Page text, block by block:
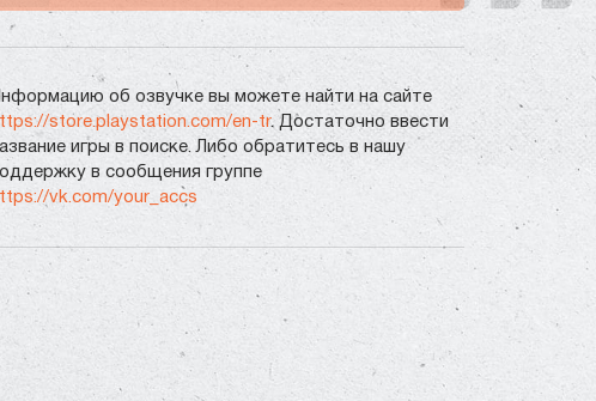
об озвучке вы можете найти на сайте
store.playstation.com/en-tr. Достаточно ввести
игры в поиске. Либо обратитесь в нашу
в сообщения группе
vk.com/your_accs